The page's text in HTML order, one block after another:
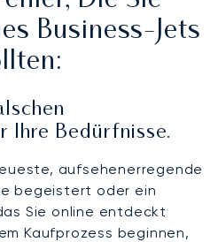
Business-Jets
Ihre Bedürfnisse.
aufsehenerregende
begeistert oder ein
Sie online entdeckt
Kaufprozess beginnen,